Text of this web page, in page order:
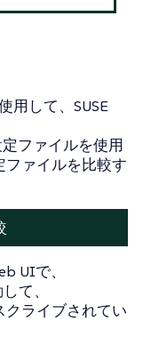
用して、SUSE
ファイルを使用
ファイルを比較す
UIで、
て、
ライブされてい